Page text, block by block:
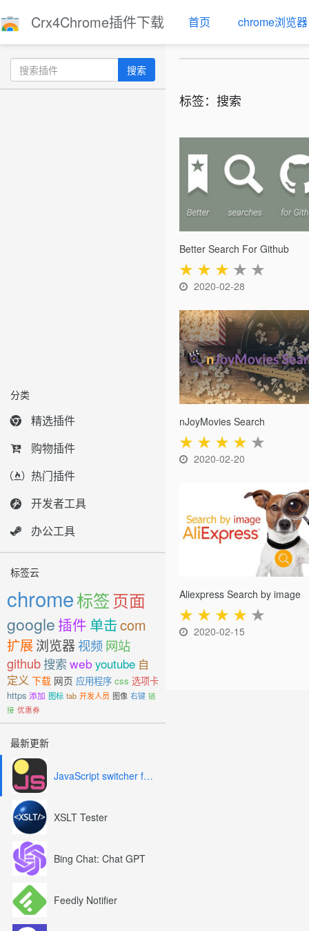
Crx4Chrome插件下载 首页 chrome浏览器
搜索
分类
精选插件
购物插件
热门插件
开发者工具
办公工具
标签云
chrome标签页面
google 插件 单击com
扩展浏览器 视频网站
github搜索web youtube 自
定义 下载 网页 应用程序 css 选项卡
https 添加 图标 tab 开发人员 图像 右键 链
接 优惠券
最新更新
JavaScript switcher for SEO and development
XSLT Tester
Bing Chat: Chat GPT
Feedly Notifier
标签：搜索
Better Search For Github
★ ★ ★ ★ ★
2020-02-28
nJoyMovies Search
★ ★ ★ ★ ★
2020-02-20
Aliexpress Search by image
★ ★ ★ ★ ★
2020-02-15